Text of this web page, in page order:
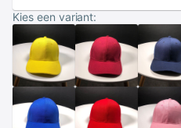
Kies een variant: